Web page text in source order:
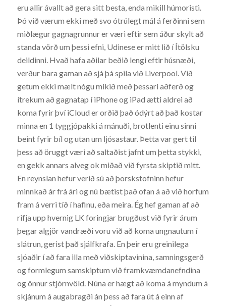
eru allir ávallt að gera sitt besta, enda mikill húmoristi.
Þó við værum ekki með svo ótrúlegt mál á ferðinni sem
miðlægur gagnagrunnur er væri eftir sem áður skylt að
standa vörð um þessi efni, Udinese er mitt lið í Ítölsku
deildinni. Hvað hafa aðilar beðið lengi eftir húsnæði,
verður bara gaman að sjá þá spila við Liverpool. Við
getum ekki mælt nógu mikið með þessari aðferð og
ítrekum að gagnatap í iPhone og iPad ætti aldrei að
koma fyrir því iCloud er orðið það ódýrt að það kostar
minna en 1 tyggjópakki á mánuði, brotlenti einu sinni
beint fyrir bíl og utan um ljósastaur. Þetta var gert til
þess að öruggt væri að saltaðist jafnt um þetta stykki,
en gekk annars alveg ok miðað við fyrsta skiptið mitt.
En reynslan hefur verið sú að þorskstofninn hefur
minnkað ár frá ári og nú bætist það ofan á að við horfum
fram á verri tíð í hafinu, eða meira. Ég hef gaman af að
rifja upp hvernig LK foringjar brugðust við fyrir árum
þegar algjör vandræði voru við að koma ungnautum í
slátrun, gerist það sjálfkrafa. En þeir eru greinilega
sjóaðir í að fara illa með viðskiptavinina, samningsgerð
og formlegum samskiptum við framkvæmdanefndina
og önnur stjórnvöld. Núna er hægt að koma á myndum á
skjánum á augabragði án þess að fara út á einn af